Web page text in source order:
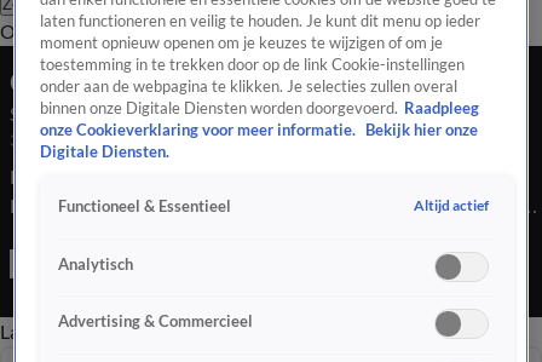
Zoeken
OverzichtRegioUitzendingenWeerTip de redactiePanelVideo's
Ochtend Editie
Seizoen 2026, aflevering 2292
31 mei, 08:00
Bekijk aflevering 2292 van Hart van Nederland - Ochtend
Editie uit seizoen 2026 hier. Deze aflevering is uitgezonden op
Editie is een Nieuws programma
Late EditieOchtend EditieVroege Editie
laten functioneren en veilig te houden. Je kunt dit menu op ieder
moment opnieuw openen om je keuzes te wijzigen of om je
toestemming in te trekken door op de link Cookie-instellingen
onder aan de webpagina te klikken. Je selecties zullen overal
binnen onze Digitale Diensten worden doorgevoerd. Raadpleeg
onze Cookieverklaring voor meer informatie.
Bekijk hier onze
Digitale Diensten.
Functioneel & Essentieel Altijd actief
Analytisch
Advertising & Commercieel